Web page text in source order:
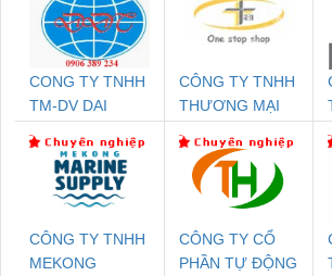
CONG TY TNHH
TM-DV DAI
CÔNG TY TNHH
THƯƠNG MẠI
NAM
CÔNG TY TNHH
MEKONG
CÔNG TY CỔ
PHẦN TỰ ĐỘNG